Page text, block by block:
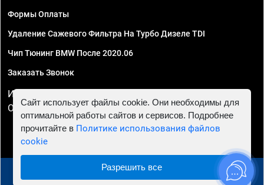
Формы Оплаты
Удаление Сажевого Фильтра На Турбо Дизеле TDI
Чип Тюнинг BMW После 2020.06
Заказать Звонок
ИП Смирнов Георгий Павлович. ИНН 781302555843,
ОГРНИП 324470400032610
© 2010 - 2026 Чип тюнинг в Астрахани - Автосервис
Сайт использует файлы cookie. Они необходимы для
оптимальной работы сайтов и сервисов. Подробнее
прочитайте в Политике использования файлов
cookie
Разрешить все